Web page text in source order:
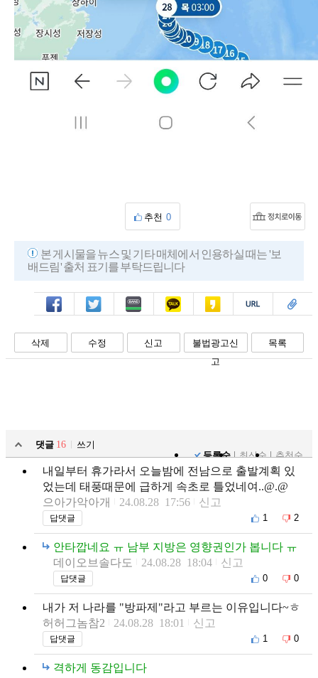
추천 0
본 게시물을 뉴스 및 기타 매체에서 인용하실 때는 '보
배드림' 출처 표기를 부탁드립니다
페북 트윗 밴드 카톡 카스 복사 스크랩
삭제 수정 신고
불법광고신
고
목록
댓글 16
쓰기
등록순
최신순 추천순
내일부터 휴가라서 오늘밤에 전남으로 출발계획 있
었는데 태풍때문에 급하게 속초로 틀었네여..@.@
으아가악아개
24.08.28 17:56 신고
답댓글 1 2
안타깝네요 ㅠ 남부 지방은 영향권인가 봅니다 ㅠ
데이오브솔다도
24.08.28 18:04 신고
답댓글 0 0
내가 저 나라를 "방파제"라고 부르는 이유입니다~ㅎ
허허그놈참2
24.08.28 18:01 신고
답댓글 1 0
격하게 동감입니다